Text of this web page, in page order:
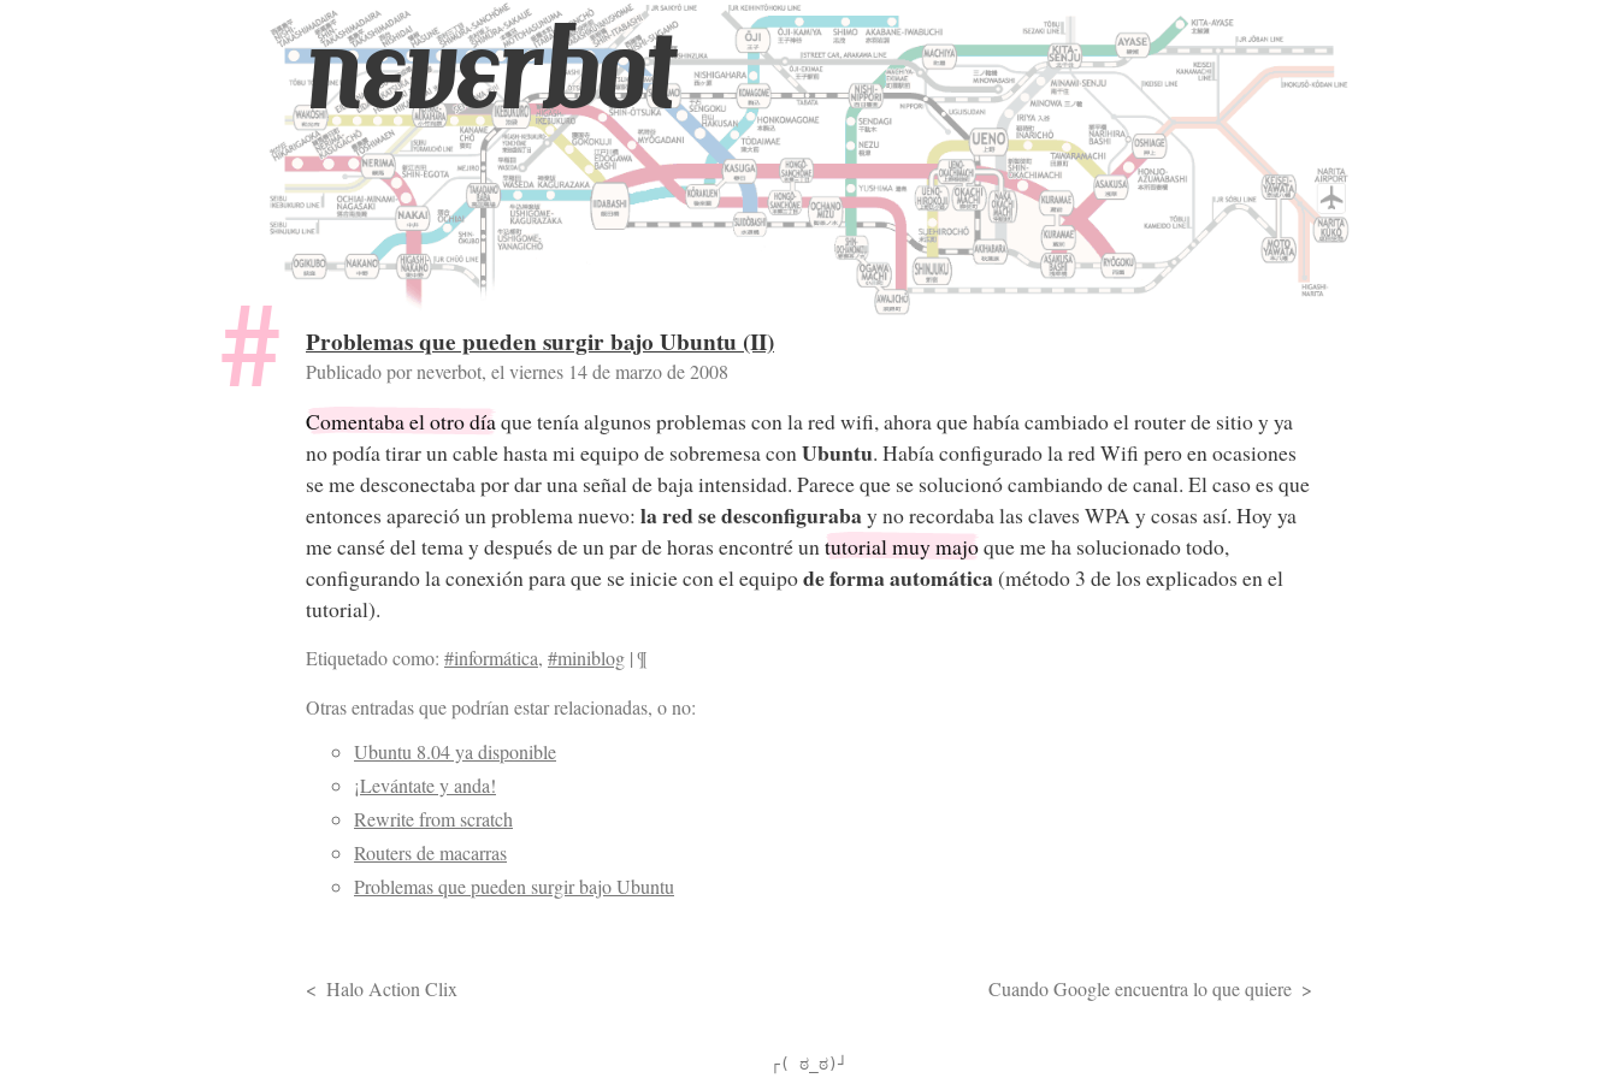
neverbot
Problemas que pueden surgir bajo Ubuntu (II)
Publicado por neverbot, el viernes 14 de marzo de 2008
Comentaba el otro díaque tenía algunos problemas con la red wifi, ahora que había cambiado el router de sitio y ya
no podía tirar un cable hasta mi equipo de sobremesa con Ubuntu. Había configurado la red Wifi pero en ocasiones
se me desconectaba por dar una señal de baja intensidad. Parece que se solucionó cambiando de canal. El caso es que
entonces apareció un problema nuevo: la red se desconfigurabay no recordaba las claves WPA y cosas así. Hoy ya
me cansé del tema y después de un par de horas encontré un tutorial muy majoque me ha solucionado todo,
configurando la conexión para que se inicie con el equipode forma automática(método 3 de los explicados en el
tutorial).
Etiquetado como: #informática, #miniblog |¶
Otras entradas que podrían estar relacionadas, o no:
Ubuntu 8.04 ya disponible
¡Levántate y anda!
Rewrite from scratch
Routers de macarras
Problemas que pueden surgir bajo Ubuntu
Halo Action Clix Cuando Google encuentra lo que quiere
┌( ಠ_ಠ)┘